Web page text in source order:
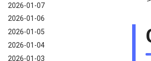
2026-01-07
2026-01-06
2026-01-05
2026-01-04
2026-01-03